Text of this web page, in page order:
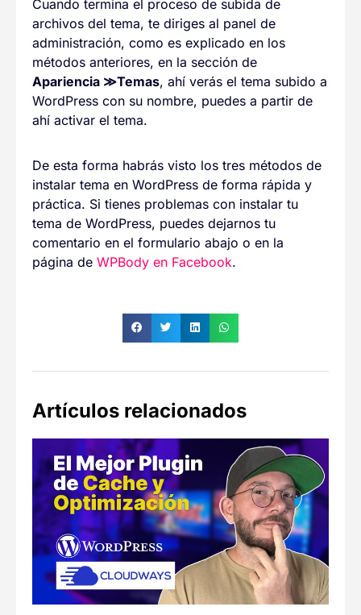
Cuando termina el proceso de subida de
archivos del tema, te diriges al panel de
administración, como es explicado en los
métodos anteriores, en la sección de
Apariencia ≫Temas, ahí verás el tema subido a
WordPress con su nombre, puedes a partir de
ahí activar el tema.
De esta forma habrás visto los tres métodos de
instalar tema en WordPress de forma rápida y
práctica. Si tienes problemas con instalar tu
tema de WordPress, puedes dejarnos tu
comentario en el formulario abajo o en la
página deWPBody en Facebook.
Artículos relacionados